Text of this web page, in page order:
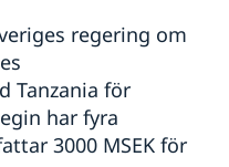
regering om
Tanzania för
har fyra
3000 MSEK för